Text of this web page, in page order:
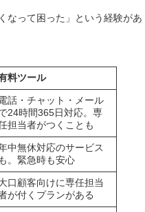
なって困った」という経験があ
料ツール
話・チャット・メール
24時間365日対応。専
担当者がつくことも
中無休対応のサービス
も。緊急時も安心
口顧客向けに専任担当
が付くプランがある